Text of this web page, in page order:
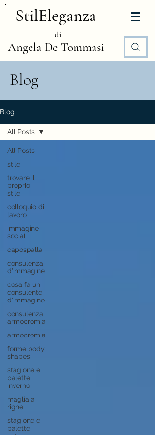
StilEleganza
di
Angela De Tommasi
Blog
Blog
All Posts
stile
trovare il
proprio
stile
colloquio di
lavoro
immagine
social
capospalla
consulenza
d'immagine
cosa fa un
consulente
d'immagine
consulenza
armocromia
armocromia
forme body
shapes
stagione e
palette
inverno
maglia a
righe
stagione e
palette
All Posts